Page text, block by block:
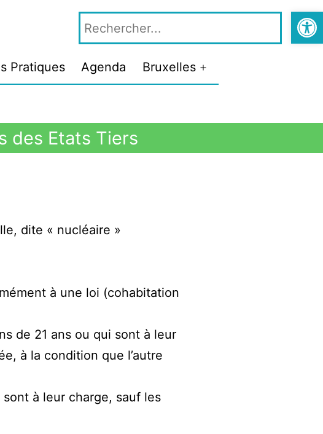
Ouvrir
Pratiques Agenda Bruxelles
des Etats Tiers
dite « nucléaire »
à une loi (cohabitation
de 21 ans ou qui sont à leur
à la condition que l’autre
à leur charge, sauf les